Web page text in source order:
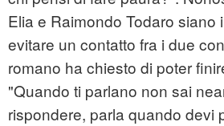
Elia e Raimondo Todaro siano
evitare un contatto fra i due
romano ha chiesto di poter
"Quando ti parlano non sai
rispondere, parla quando devi